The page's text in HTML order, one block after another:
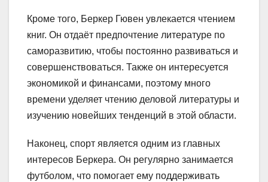
Кроме того, Беркер Гювен увлекается чтением
книг. Он отдаёт предпочтение литературе по
саморазвитию, чтобы постоянно развиваться и
совершенствоваться. Также он интересуется
экономикой и финансами, поэтому много
времени уделяет чтению деловой литературы и
изучению новейших тенденций в этой области.
Наконец, спорт является одним из главных
интересов Беркера. Он регулярно занимается
футболом, что помогает ему поддерживать